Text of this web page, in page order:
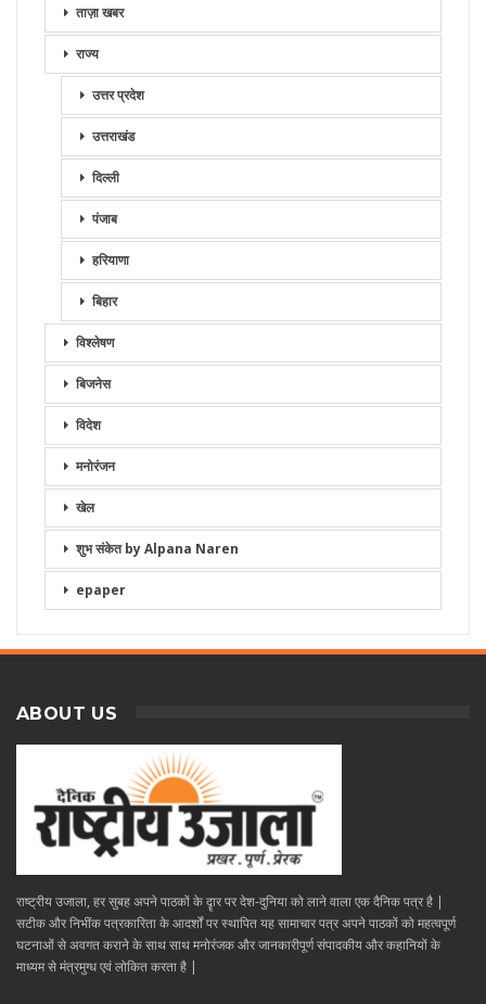
ताज़ा खबर
राज्य
उत्तर प्रदेश
उत्तराखंड
दिल्ली
पंजाब
हरियाणा
बिहार
विश्लेषण
बिजनेस
विदेश
मनोरंजन
खेल
शुभ संकेत by Alpana Naren
epaper
ABOUT US
राष्ट्रीय उजाला, हर सुबह अपने पाठकों के दॄार पर देश-दुनिया को लाने वाला एक दैनिक पत्र है |
सटीक और निभींक पत्रकारिता के आदर्शों पर स्थापित यह सामाचार पत्र अपने पाठकों को महत्वपूर्ण
घटनाओं से अवगत कराने के साथ साथ मनोरंजक और जानकारीपूर्ण संपादकीय और कहानियों के
माध्यम से मंत्रमुग्ध एवं लोकित करता है |